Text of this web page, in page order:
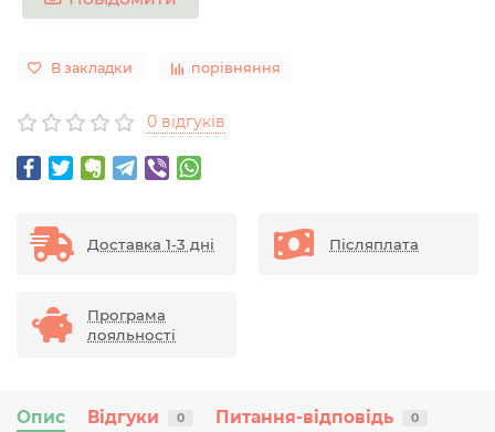
В закладки порівняння
0 відгуків
Доставка 1-3 дні Післяплата
Програма
лояльності
Опис Відгуки 0 Питання-відповідь 0